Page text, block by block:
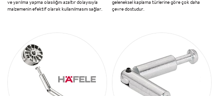
ve yarılma yapma olasılığını azaltır dolayısıyla
malzemenin efektif olarak kullanılmasını sağlar.
geleneksel kaplama türlerine göre çok daha
çevre dostudur.